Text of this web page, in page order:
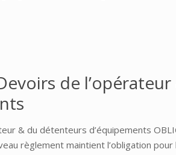
de
& du détenteurs d’équipements
règlement maintient l’obligation